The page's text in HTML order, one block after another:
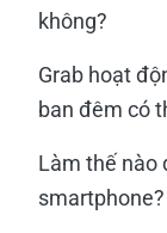
không?
Grab hoạt
ban đêm có
Làm thế nào
smartphone?